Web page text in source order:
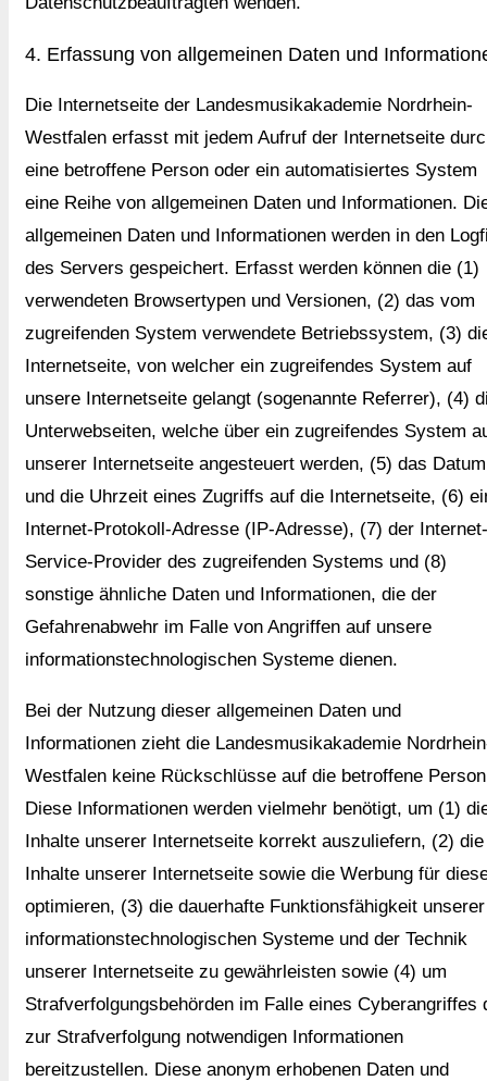
4. Erfassung von allgemeinen Daten und
Die Internetseite der Landesmusikakademie Nordrhein-
Westfalen erfasst mit jedem Aufruf der Internetseite
eine betroffene Person oder ein automatisiertes System
eine Reihe von allgemeinen Daten und Informationen.
allgemeinen Daten und Informationen werden in den
des Servers gespeichert. Erfasst werden können die (1)
verwendeten Browsertypen und Versionen, (2) das vom
zugreifenden System verwendete Betriebssystem, (3)
Internetseite, von welcher ein zugreifendes System auf
unsere Internetseite gelangt (sogenannte Referrer), (4)
Unterwebseiten, welche über ein zugreifendes System
unserer Internetseite angesteuert werden, (5) das Datum
und die Uhrzeit eines Zugriffs auf die Internetseite, (6)
Internet-Protokoll-Adresse (IP-Adresse), (7) der Internet-
Service-Provider des zugreifenden Systems und (8)
sonstige ähnliche Daten und Informationen, die der
Gefahrenabwehr im Falle von Angriffen auf unsere
informationstechnologischen Systeme dienen.
Bei der Nutzung dieser allgemeinen Daten und
Informationen zieht die Landesmusikakademie
Westfalen keine Rückschlüsse auf die betroffene
Diese Informationen werden vielmehr benötigt, um (1)
Inhalte unserer Internetseite korrekt auszuliefern, (2) die
Inhalte unserer Internetseite sowie die Werbung für
optimieren, (3) die dauerhafte Funktionsfähigkeit unserer
informationstechnologischen Systeme und der Technik
unserer Internetseite zu gewährleisten sowie (4) um
Strafverfolgungsbehörden im Falle eines Cyberangriffes
zur Strafverfolgung notwendigen Informationen
bereitzustellen. Diese anonym erhobenen Daten und